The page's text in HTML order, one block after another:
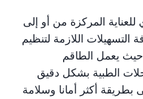
المركزة من أو إلى
التسهيلات اللازمة لتنظيم
يعمل الطاقم
الطبية بشكل دقيق
أكثر أمانا وسلامة